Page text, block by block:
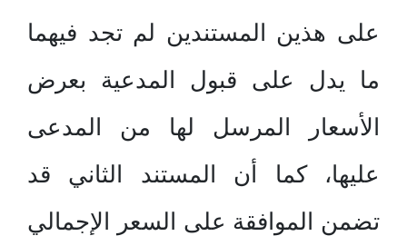
على هذين المستندين لم تجد فيهما
ما يدل على قبول المدعية بعرض
الأسعار المرسل لها من المدعى
عليها، كما أن المستند الثاني قد
تضمن الموافقة على السعر الإجمالي